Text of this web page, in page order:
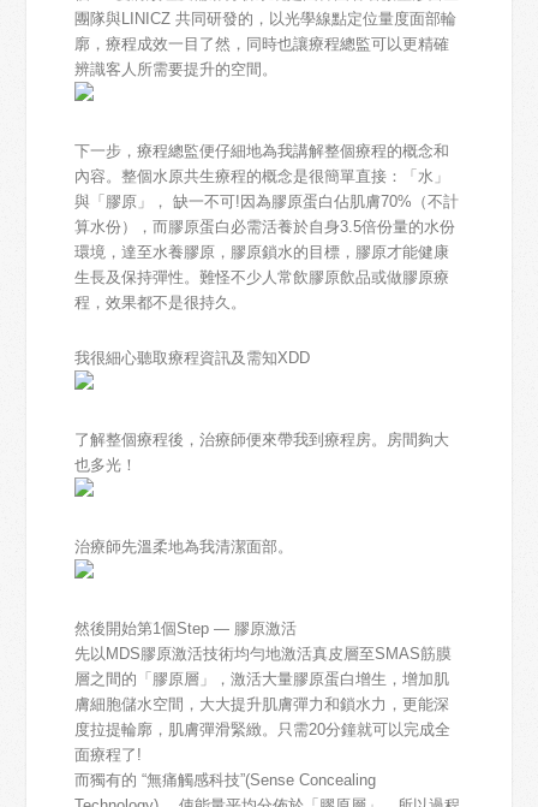
團隊與LINICZ 共同研發的，以光學線點定位量度面部輪
廓，療程成效一目了然，同時也讓療程總監可以更精確
辨識客人所需要提升的空間。
下一步，療程總監便仔細地為我講解整個療程的概念和
內容。整個水原共生療程的概念是很簡單直接：「水」
與「膠原」， 缺一不可!因為膠原蛋白佔肌膚70%（不計
算水份），而膠原蛋白必需活養於自身3.5倍份量的水份
環境，達至水養膠原，膠原鎖水的目標，膠原才能健康
生長及保持彈性。難怪不少人常飲膠原飲品或做膠原療
程，效果都不是很持久。
我很細心聽取療程資訊及需知XDD
了解整個療程後，治療師便來帶我到療程房。房間夠大
也多光！
治療師先溫柔地為我清潔面部。
然後開始第1個Step — 膠原激活
先以MDS膠原激活技術均勻地激活真皮層至SMAS筋膜
層之間的「膠原層」，激活大量膠原蛋白增生，增加肌
膚細胞儲水空間，大大提升肌膚彈力和鎖水力，更能深
度拉提輪廓，肌膚彈滑緊緻。只需20分鐘就可以完成全
面療程了!
而獨有的 “無痛觸感科技”(Sense Concealing